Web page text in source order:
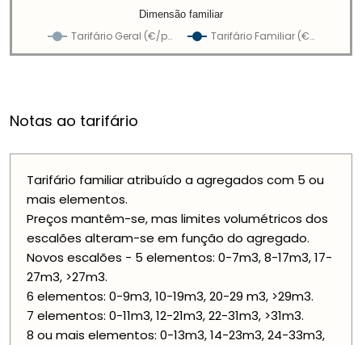
Tarifário Geral (€/p… Tarifário Familiar (€…
Dimensão familiar
Notas ao tarifário
Tarifário familiar atribuído a agregados com 5 ou
mais elementos.
Preços mantêm-se, mas limites volumétricos dos
escalões alteram-se em função do agregado.
Novos escalões - 5 elementos: 0-7m3, 8-17m3, 17-
27m3, >27m3.
6 elementos: 0-9m3, 10-19m3, 20-29 m3, >29m3.
7 elementos: 0-11m3, 12-21m3, 22-31m3, >31m3.
8 ou mais elementos: 0-13m3, 14-23m3, 24-33m3,